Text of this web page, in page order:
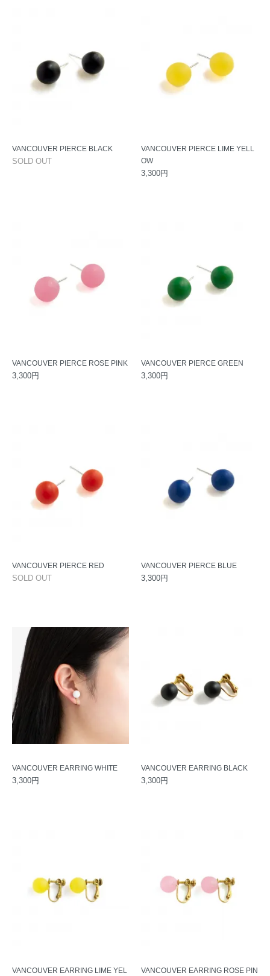
VANCOUVER PIERCE BLACK
SOLD OUT
VANCOUVER PIERCE LIME YELL
OW
3,300円
VANCOUVER PIERCE ROSE PINK
3,300円
VANCOUVER PIERCE GREEN
3,300円
VANCOUVER PIERCE RED
SOLD OUT
VANCOUVER PIERCE BLUE
3,300円
VANCOUVER EARRING WHITE
3,300円
VANCOUVER EARRING BLACK
3,300円
VANCOUVER EARRING LIME YEL
VANCOUVER EARRING ROSE PIN